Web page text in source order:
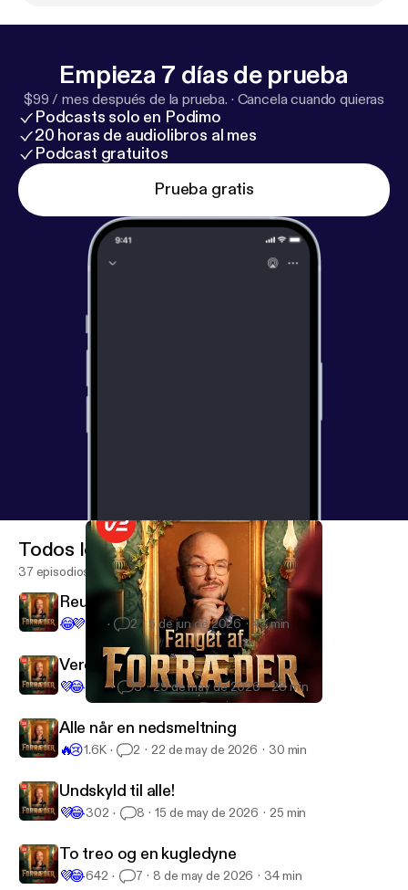
Christiansen Lyddesign: Søren Gustav Valur
------------------------ Hosted on Acast. See
acast.com/privacy [https://acast.com/privacy] for
more information.
Empieza 7 días de prueba
$99 / mes después de la prueba. · Cancela cuando quieras
Podcasts solo en Podimo
20 horas de audiolibros al mes
Podcast gratuitos
Prueba gratis
Fanget af Forræder
Todos los episodios
37 episodios
Reunion med spicy spørgsmål
😂💜 2 5 de jun de 2026 43 min
Verdens dårligste menneske
💜😂 1.5K 3 29 de may de 2026 28 min
Alle når en nedsmeltning
🔥😢1.6K 2 22 de may de 2026 30 min
Undskyld til alle!
💜😂302 8 15 de may de 2026 25 min
To treo og en kugledyne
💜😂642 7 8 de may de 2026 34 min